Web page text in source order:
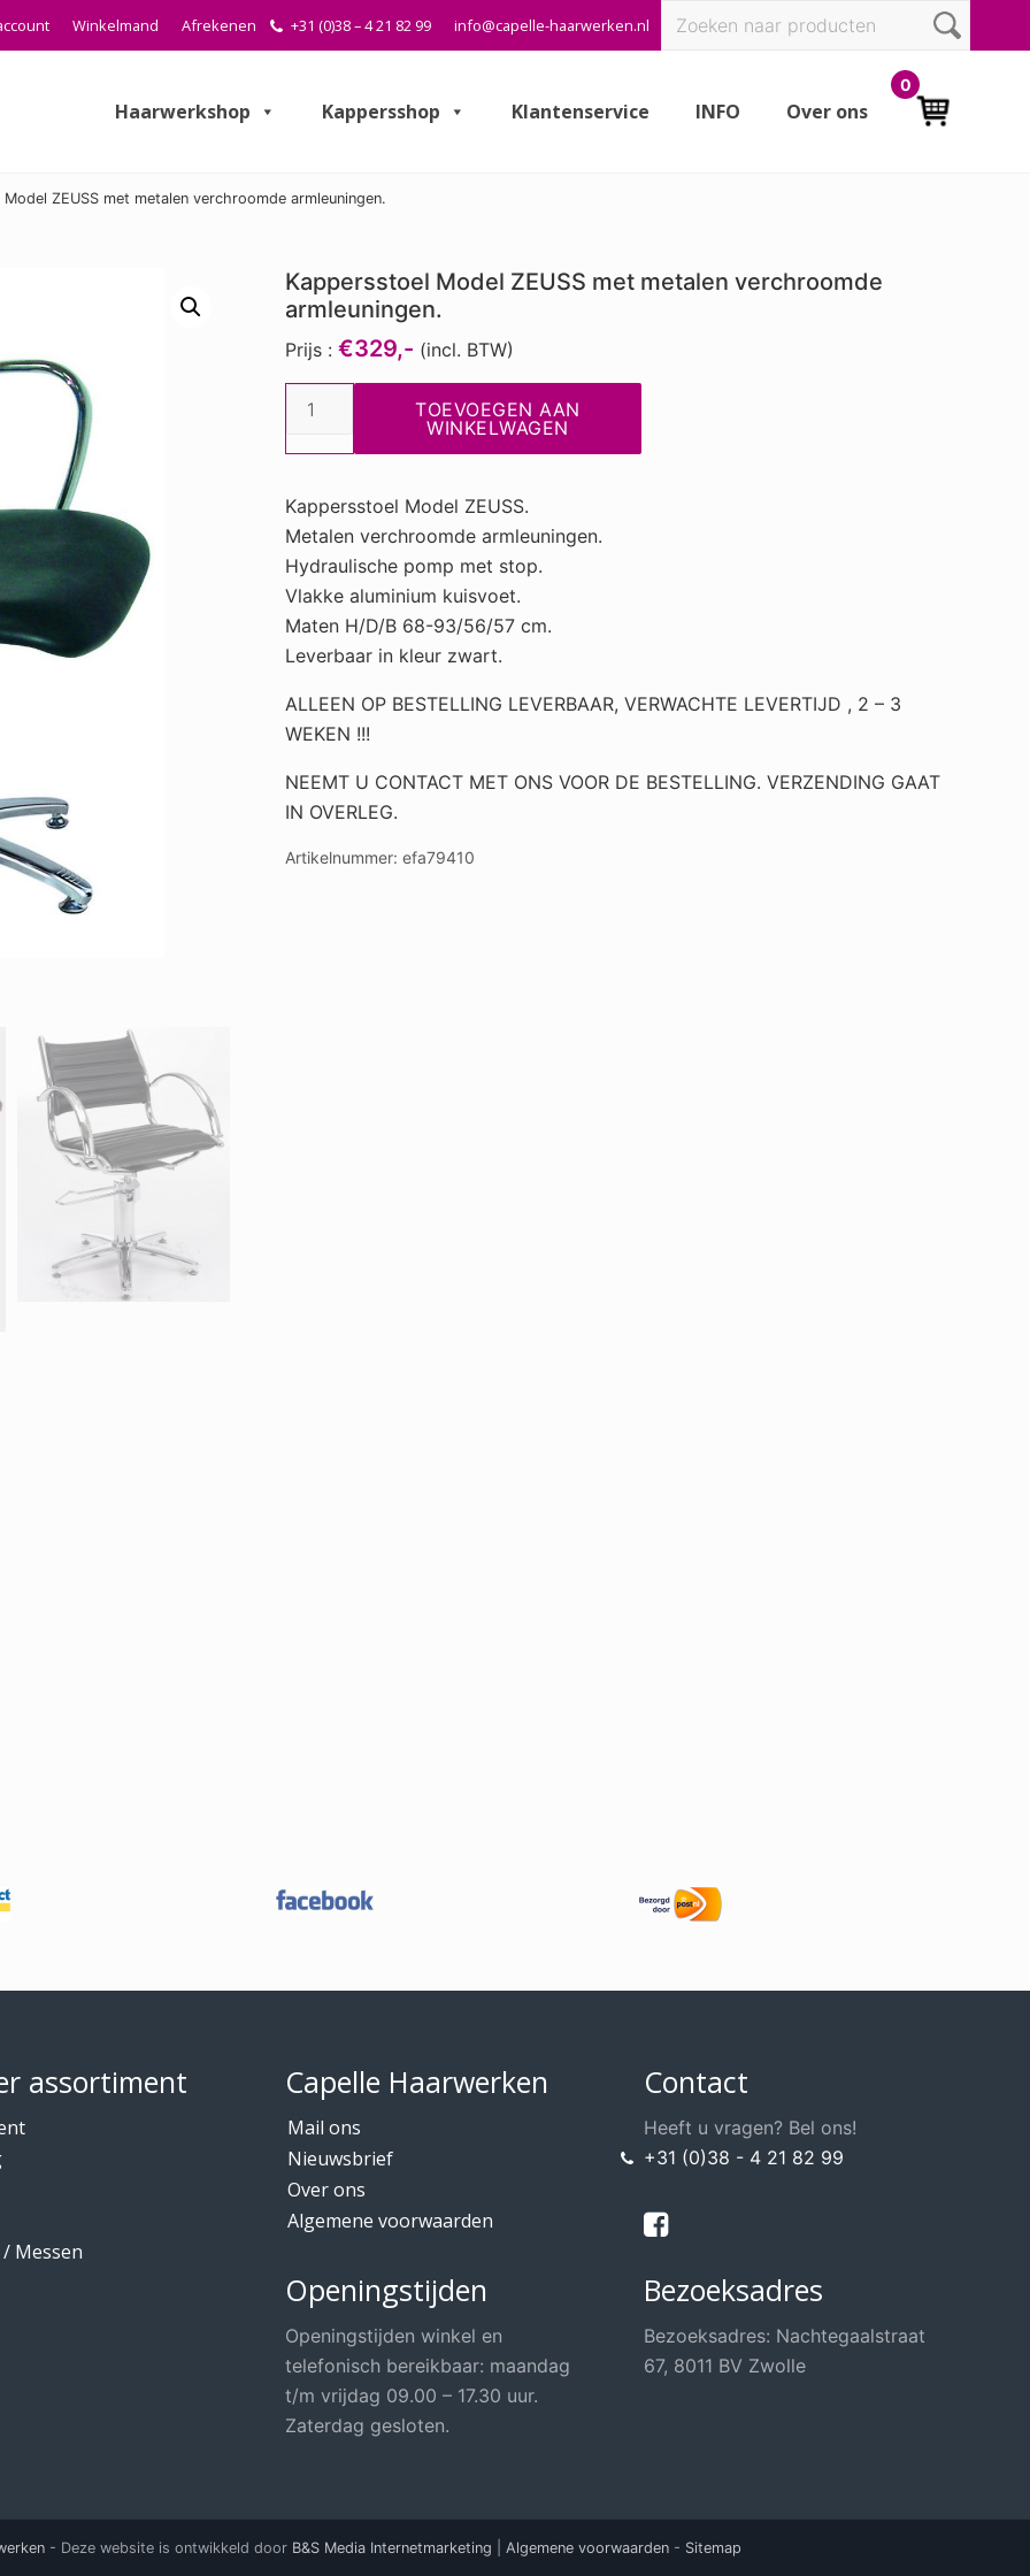
Winkelmand Afrekenen +31 (0)38 – 4 21 82 99 info@capelle-haarwerken.nl
naar:
Haarwerkshop Kappersshop Klantenservice INFO Over ons
0
ZEUSS met metalen verchroomde armleuningen.
Kappersstoel Model ZEUSS met metalen verchroomde
armleuningen.
Prijs : €329,- (incl. BTW)
Kappersstoel
ZEUSS
metalen
verchroomde
armleuningen.
aantal
TOEVOEGEN AAN
WINKELWAGEN
Kappersstoel Model ZEUSS.
Metalen verchroomde armleuningen.
Hydraulische pomp met stop.
Vlakke aluminium kuisvoet.
Maten H/D/B 68-93/56/57 cm.
Leverbaar in kleur zwart.
ALLEEN OP BESTELLING LEVERBAAR, VERWACHTE LEVERTIJD , 2 – 3
WEKEN !!!
NEEMT U CONTACT MET ONS VOOR DE BESTELLING. VERZENDING GAAT
IN OVERLEG.
Artikelnummer: efa79410
assortiment
Messen
Capelle Haarwerken
Mail ons
Nieuwsbrief
Over ons
Algemene voorwaarden
Openingstijden
Openingstijden winkel en
telefonisch bereikbaar: maandag
t/m vrijdag 09.00 – 17.30 uur.
Zaterdag gesloten.
Contact
Heeft u vragen? Bel ons!
+31 (0)38 - 4 21 82 99
Bezoeksadres
Bezoeksadres: Nachtegaalstraat
67, 8011 BV Zwolle
- Deze website is ontwikkeld door B&S Media Internetmarketing Algemene voorwaarden - Sitemap